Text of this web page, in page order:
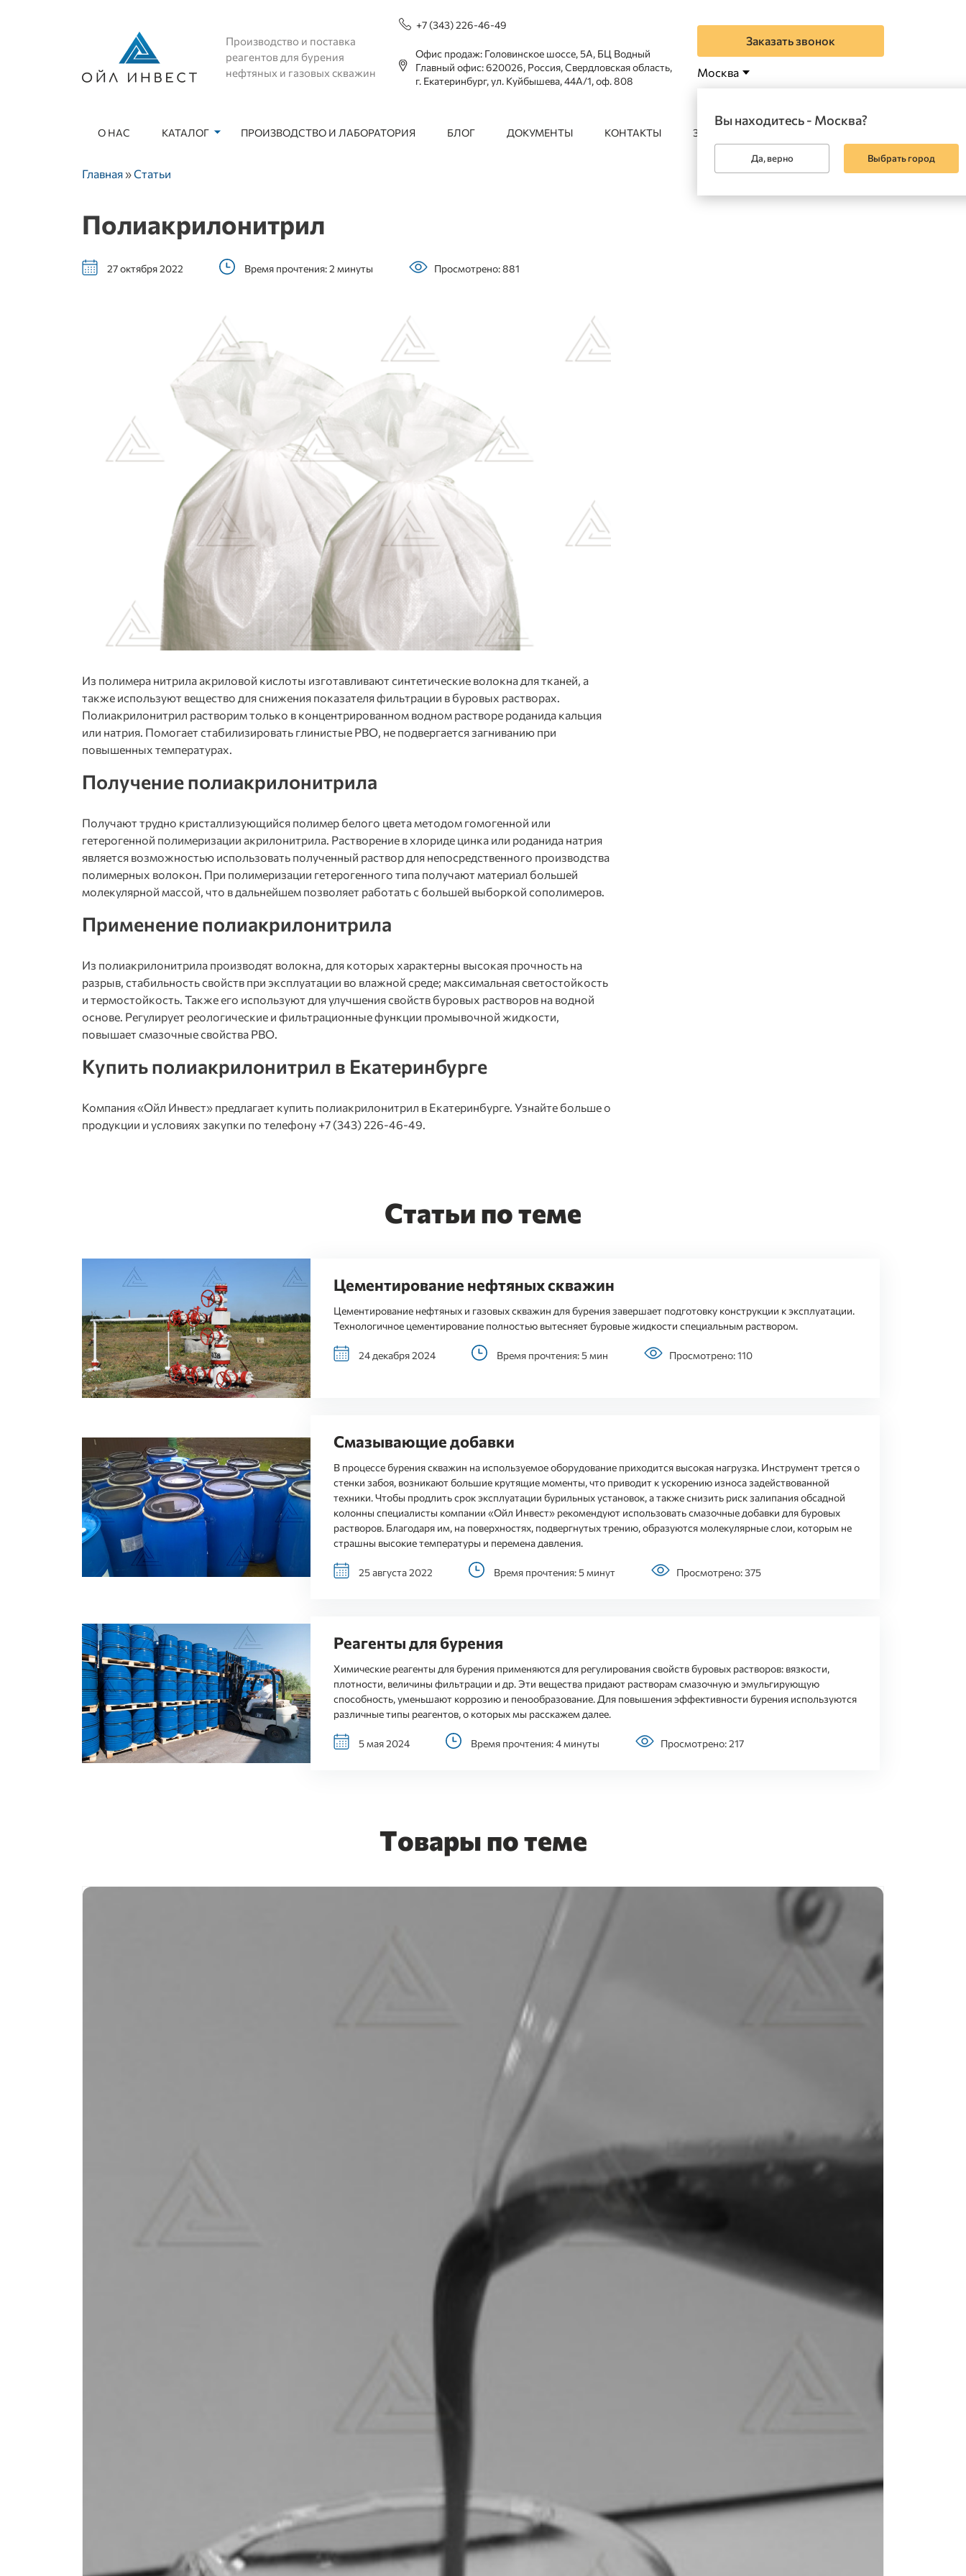
Производство и поставка
реагентов для бурения
нефтяных и газовых скважин
+7 (343) 226-46-49
Офис продаж: Головинское шоссе, 5А, БЦ Водный
Главный офис: 620026, Россия, Свердловская область,
г. Екатеринбург, ул. Куйбышева, 44А/1, оф. 808
Заказать звонок
Москва
Вы находитесь - Москва?
Да, верно Выбрать город
Основная навигация
О НАС КАТАЛОГ ПРОИЗВОДСТВО И ЛАБОРАТОРИЯ БЛОГ ДОКУМЕНТЫ КОНТАКТЫ ЗАКАЗАТЬ
Строка навигации
Главная Статьи
Полиакрилонитрил
27 октября 2022 Время прочтения: 2 минуты Просмотрено: 881
Из полимера нитрила акриловой кислоты изготавливают синтетические волокна для тканей, а
также используют вещество для снижения показателя фильтрации в буровых растворах.
Полиакрилонитрил растворим только в концентрированном водном растворе роданида кальция
или натрия. Помогает стабилизировать глинистые РВО, не подвергается загниванию при
повышенных температурах.
Получение полиакрилонитрила
Получают трудно кристаллизующийся полимер белого цвета методом гомогенной или
гетерогенной полимеризации акрилонитрила. Растворение в хлориде цинка или роданида натрия
является возможностью использовать полученный раствор для непосредственного производства
полимерных волокон. При полимеризации гетерогенного типа получают материал большей
молекулярной массой, что в дальнейшем позволяет работать с большей выборкой сополимеров.
Применение полиакрилонитрила
Из полиакрилонитрила производят волокна, для которых характерны высокая прочность на
разрыв, стабильность свойств при эксплуатации во влажной среде; максимальная светостойкость
и термостойкость. Также его используют для улучшения свойств буровых растворов на водной
основе. Регулирует реологические и фильтрационные функции промывочной жидкости,
повышает смазочные свойства РВО.
Купить полиакрилонитрил в Екатеринбурге
Компания «Ойл Инвест» предлагает купить полиакрилонитрил в Екатеринбурге. Узнайте больше о
продукции и условиях закупки по телефону +7 (343) 226-46-49.
Статьи по теме
Цементирование нефтяных скважин
Цементирование нефтяных и газовых скважин для бурения завершает подготовку конструкции к эксплуатации.
Технологичное цементирование полностью вытесняет буровые жидкости специальным раствором.
24 декабря 2024 Время прочтения: 5 мин Просмотрено: 110
Смазывающие добавки
В процессе бурения скважин на используемое оборудование приходится высокая нагрузка. Инструмент трется о
стенки забоя, возникают большие крутящие моменты, что приводит к ускорению износа задействованной
техники. Чтобы продлить срок эксплуатации бурильных установок, а также снизить риск залипания обсадной
колонны специалисты компании «Ойл Инвест» рекомендуют использовать смазочные добавки для буровых
растворов. Благодаря им, на поверхностях, подвергнутых трению, образуются молекулярные слои, которым не
страшны высокие температуры и перемена давления.
25 августа 2022 Время прочтения: 5 минут Просмотрено: 375
Реагенты для бурения
Химические реагенты для бурения применяются для регулирования свойств буровых растворов: вязкости,
плотности, величины фильтрации и др. Эти вещества придают растворам смазочную и эмульгирующую
способность, уменьшают коррозию и пенообразование. Для повышения эффективности бурения используются
различные типы реагентов, о которых мы расскажем далее.
5 мая 2024 Время прочтения: 4 минуты Просмотрено: 217
Товары по теме